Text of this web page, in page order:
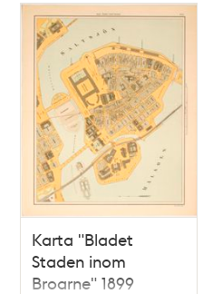
Karta "Bladet
Staden inom
Broarne" 1899